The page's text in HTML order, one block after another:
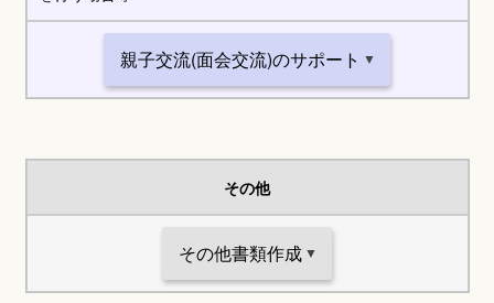
親子交流(面会交流)のサポート
その他
その他書類作成